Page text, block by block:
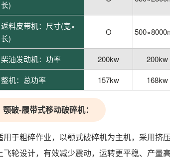
长)
返料皮带机：尺寸(宽×
长)
O
柴油发动机：功率 200kw 200kw
整机：总功率
157kw 168kw
颚破-履带式移动破碎机‌：
用于‌粗碎作业‌，以颚式破碎机为主机，采用挤
飞轮设计，有效减少震动，运转更平稳、产量高